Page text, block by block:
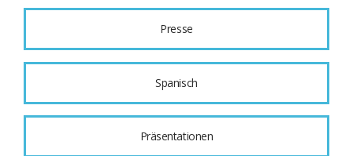
Presse
Spanisch
Präsentationen